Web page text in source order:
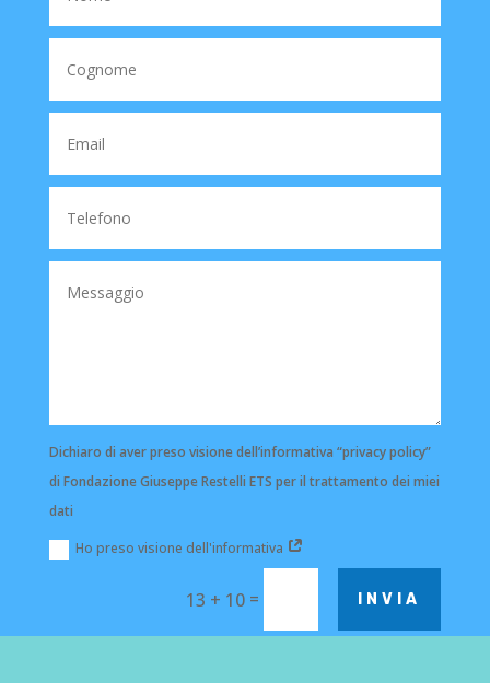
Dichiaro di aver preso visione dell’informativa “privacy policy”
di Fondazione Giuseppe Restelli ETS per il trattamento dei miei
dati
Ho preso visione dell'informativa
13 + 10 = INVIA